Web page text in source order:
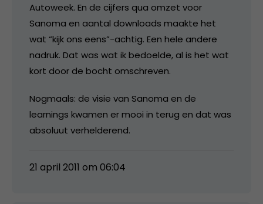
Autoweek. En de cijfers qua omzet voor
Sanoma en aantal downloads maakte het
wat “kijk ons eens”-achtig. Een hele andere
nadruk. Dat was wat ik bedoelde, al is het wat
kort door de bocht omschreven.
Nogmaals: de visie van Sanoma en de
learnings kwamen er mooi in terug en dat was
absoluut verhelderend.
21 april 2011 om 06:04